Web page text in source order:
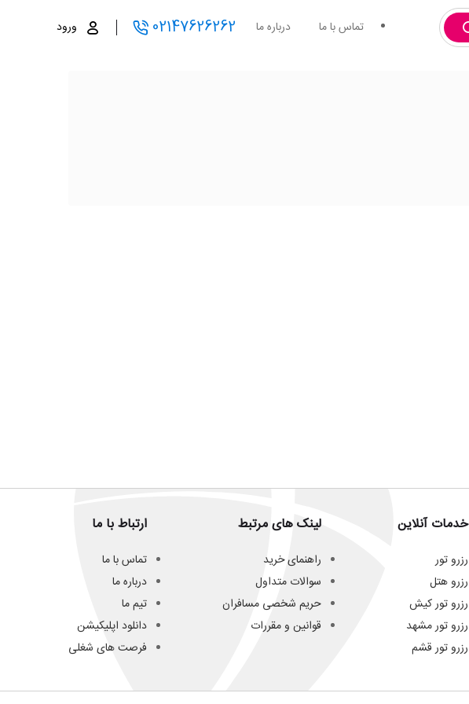
تماس با ما درباره ما 02147626262 ورود
خدمات آنلاین
رزرو تور
رزرو هتل
رزرو تور کیش
رزرو تور مشهد
رزرو تور قشم
لینک های مرتبط
راهنمای خرید
سوالات متداول
حریم شخصی مسافران
قوانین و مقررات
ارتباط با ما
تماس با ما
درباره ما
تیم ما
دانلود اپلیکیشن
فرصت های شغلی